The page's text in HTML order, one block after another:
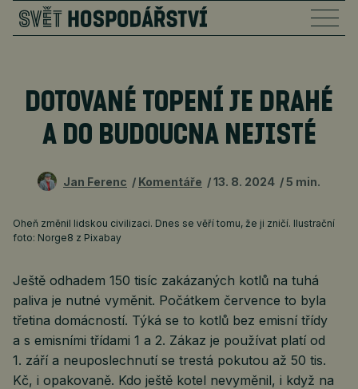
DOTOVANÉ TOPENÍ JE DRAHÉ
A DO BUDOUCNA NEJISTÉ
Jan Ferenc Komentáře 13. 8. 2024 5 min.
Oheň změnil lidskou civilizaci. Dnes se věří tomu, že ji zničí. Ilustrační
foto: Norge8 z Pixabay
Ještě odhadem 150 tisíc zakázaných kotlů na tuhá
paliva je nutné vyměnit. Počátkem července to byla
třetina domácností. Týká se to kotlů bez emisní třídy
a s emisními třídami 1 a 2. Zákaz je používat platí od
1. září a neuposlechnutí se trestá pokutou až 50 tis.
Kč, i opakovaně. Kdo ještě kotel nevyměnil, i když na